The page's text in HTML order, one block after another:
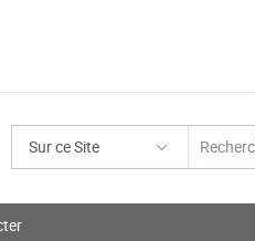
Sur ce Site